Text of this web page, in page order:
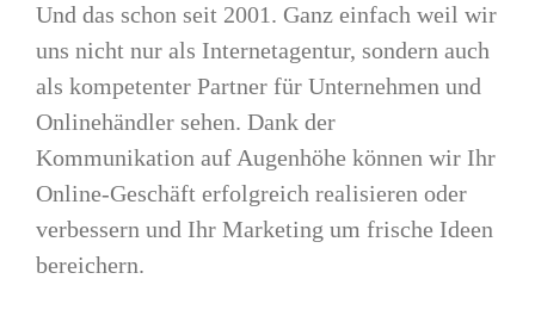
Und das schon seit 2001. Ganz einfach weil wir
uns nicht nur als Internetagentur, sondern auch
als kompetenter Partner für Unternehmen und
Onlinehändler sehen. Dank der
Kommunikation auf Augenhöhe können wir Ihr
Online-Geschäft erfolgreich realisieren oder
verbessern und Ihr Marketing um frische Ideen
bereichern.